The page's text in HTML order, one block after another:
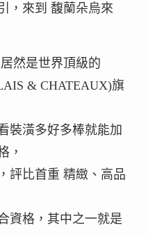
，來到 馥蘭朵烏來
然是世界頂級的
& CHATEAUX)旗
裝潢多好多棒就能加
，
評比首重 精緻、高品
資格，其中之一就是